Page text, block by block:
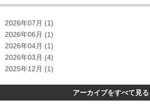
2026年07月 (1)
2026年06月 (1)
2026年04月 (1)
2026年03月 (4)
2025年12月 (1)
アーカイブをすべて見る